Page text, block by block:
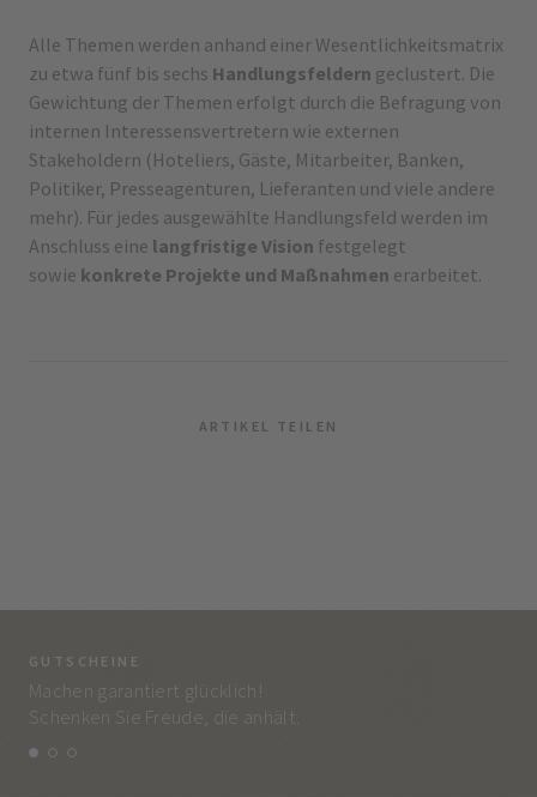
Alle Themen werden anhand einer Wesentlichkeitsmatrix
zu etwa fünf bis sechs Handlungsfeldern geclustert. Die
Gewichtung der Themen erfolgt durch die Befragung von
internen Interessensvertretern wie externen
Stakeholdern (Hoteliers, Gäste, Mitarbeiter, Banken,
Politiker, Presseagenturen, Lieferanten und viele andere
mehr). Für jedes ausgewählte Handlungsfeld werden im
Anschluss eine langfristige Vision festgelegt
sowie konkrete Projekte und Maßnahmen erarbeitet.
ARTIKEL TEILEN
GUTSCHEINE
Machen garantiert glücklich!
Schenken Sie Freude, die anhält.